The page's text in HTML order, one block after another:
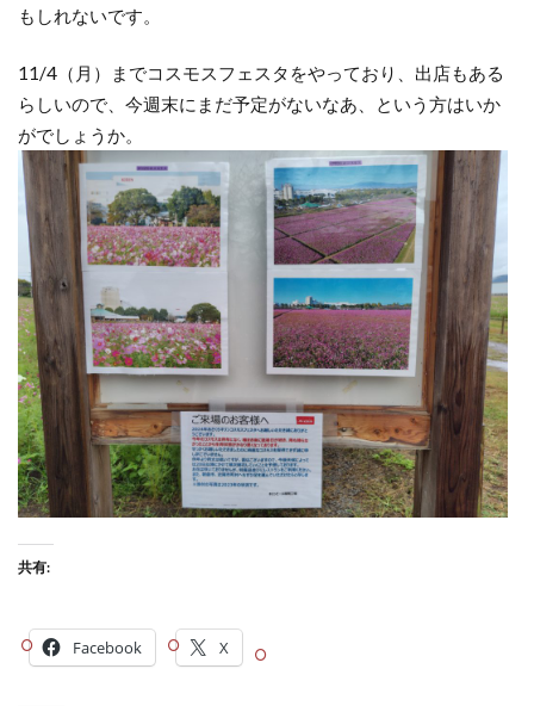
もしれないです。
11/4（月）までコスモスフェスタをやっており、出店もある
らしいので、今週末にまだ予定がないなあ、という方はいか
がでしょうか。
共有:
Facebook X